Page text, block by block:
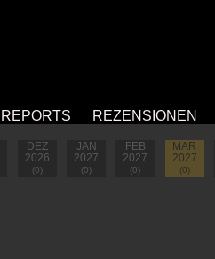
REPORTS REZENSIONEN
DEZ
2026
(0)
JAN
2027
(0)
FEB
2027
(0)
MAR
2027
(0)